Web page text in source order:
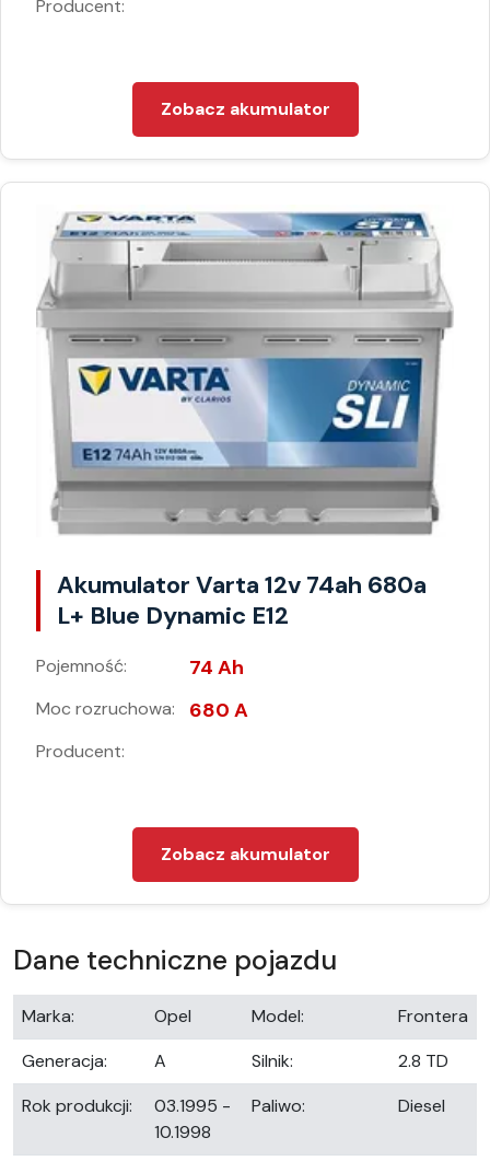
Producent:
Zobacz akumulator
Akumulator Varta 12v 74ah 680a
L+ Blue Dynamic E12
Pojemność: 74 Ah
Moc rozruchowa: 680 A
Producent:
Zobacz akumulator
Dane techniczne pojazdu
Marka: Opel Model:
Frontera
Generacja:
A Silnik:
2.8 TD
Rok produkcji:
03.1995 -
10.1998
Paliwo: Diesel